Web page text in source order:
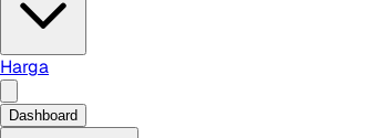
Harga
Dashboard